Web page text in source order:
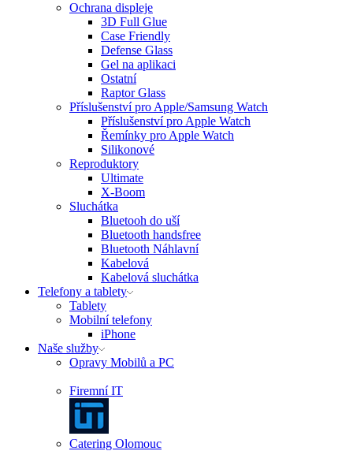
Ochrana displeje
3D Full Glue
Case Friendly
Defense Glass
Gel na aplikaci
Ostatní
Raptor Glass
Příslušenství pro Apple/Samsung Watch
Příslušenství pro Apple Watch
Řemínky pro Apple Watch
Silikonové
Reproduktory
Ultimate
X-Boom
Sluchátka
Bluetooh do uší
Bluetooth handsfree
Bluetooth Náhlavní
Kabelová
Kabelová sluchátka
Telefony a tablety
Tablety
Mobilní telefony
iPhone
Naše služby
Opravy Mobilů a PC
Firemní IT
Catering Olomouc